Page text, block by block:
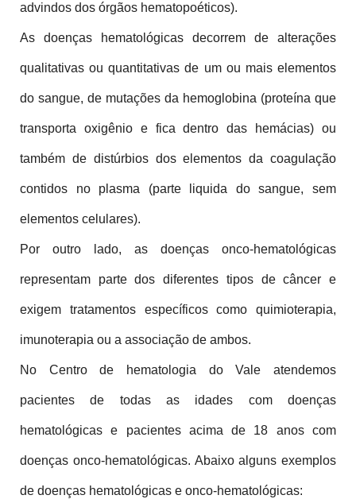
advindos dos órgãos hematopoéticos).
As doenças hematológicas decorrem de alterações
qualitativas ou quantitativas de um ou mais elementos
do sangue, de mutações da hemoglobina (proteína que
transporta oxigênio e fica dentro das hemácias) ou
também de distúrbios dos elementos da coagulação
contidos no plasma (parte liquida do sangue, sem
elementos celulares).
Por outro lado, as doenças onco-hematológicas
representam parte dos diferentes tipos de câncer e
exigem tratamentos específicos como quimioterapia,
imunoterapia ou a associação de ambos.
No Centro de hematologia do Vale atendemos
pacientes de todas as idades com doenças
hematológicas e pacientes acima de 18 anos com
doenças onco-hematológicas. Abaixo alguns exemplos
de doenças hematológicas e onco-hematológicas: